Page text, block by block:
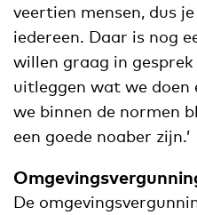
veertien mensen, dus
iedereen. Daar is nog
willen graag in
uitleggen wat we doen
we binnen de normen
een goede noaber zijn.’
De